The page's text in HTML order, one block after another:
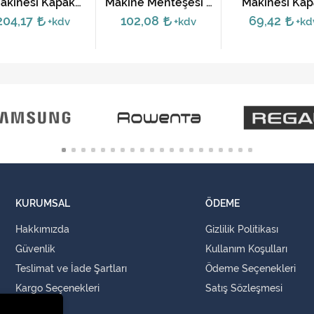
Menteşesi -
2905730100
+kdv
2805710100
102,08 +kdv
Menteşesi -
69,42
KURUMSAL
Hakkımızda
Güvenlik
Teslimat ve İade Şartları
Kargo Seçenekleri
ÖDEME
Gizlilik Politikası
Kullanım Koşulları
Ödeme Seçenekleri
Satış Sözleşmesi